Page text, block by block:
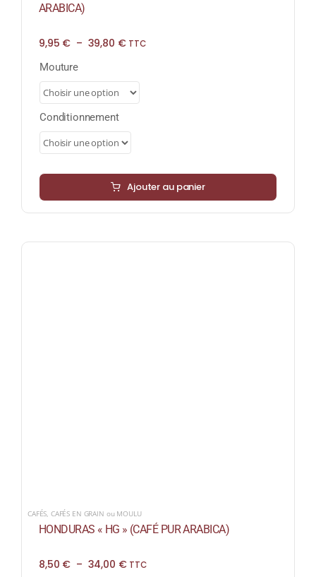
ARABICA)
9,95 € – 39,80 €Plage
à
39,80 €
TTC
Mouture
Conditionnement
Ajouter au panier
CAFÉS, CAFÉS EN GRAIN ou MOULU
HONDURAS « HG » (CAFÉ PUR ARABICA)
8,50 € – 34,00 €Plage
TTC